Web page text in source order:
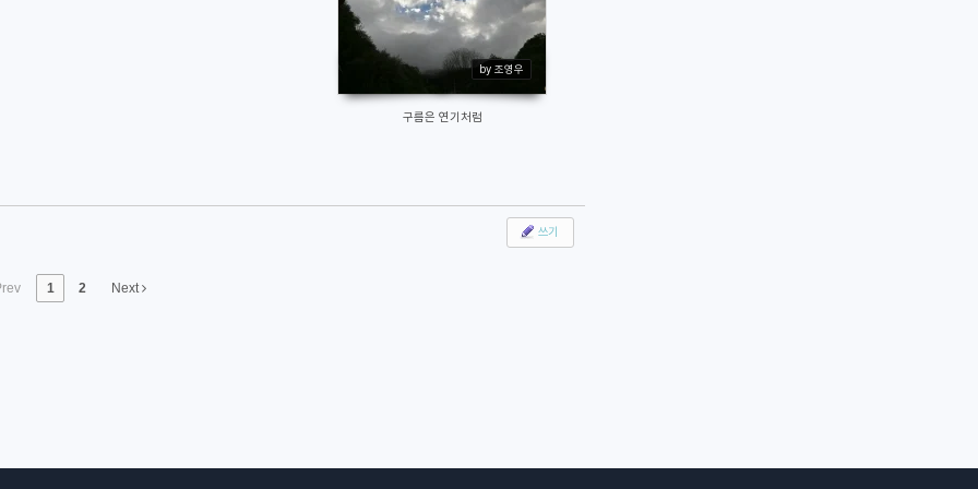
by 조영우
구름은 연기처럼
쓰기
1 2 Next